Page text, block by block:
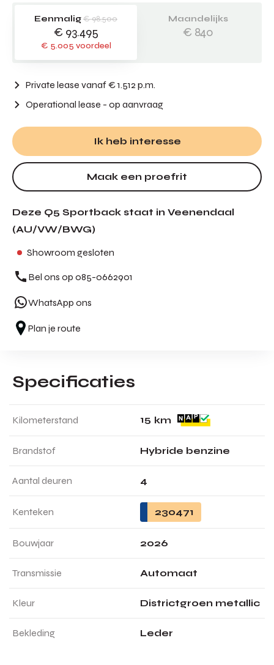
Eenmalig€ 98.500
€ 93.495
€ 5.005 voordeel
Maandelijks
€ 840
Private lease vanaf € 1.512 p.m.
Operational lease - op aanvraag
Ik heb interesse
Maak een proefrit
Deze Q5 Sportback staat in Veenendaal
(AU/VW/BWG)
Showroom gesloten
Bel ons op 085-0662901
WhatsApp ons
Plan je route
Specificaties
Kilometerstand 15 km
Brandstof Hybride benzine
Aantal deuren 4
Kenteken 230471
Bouwjaar 2026
Transmissie Automaat
Kleur Districtgroen metallic
Bekleding Leder